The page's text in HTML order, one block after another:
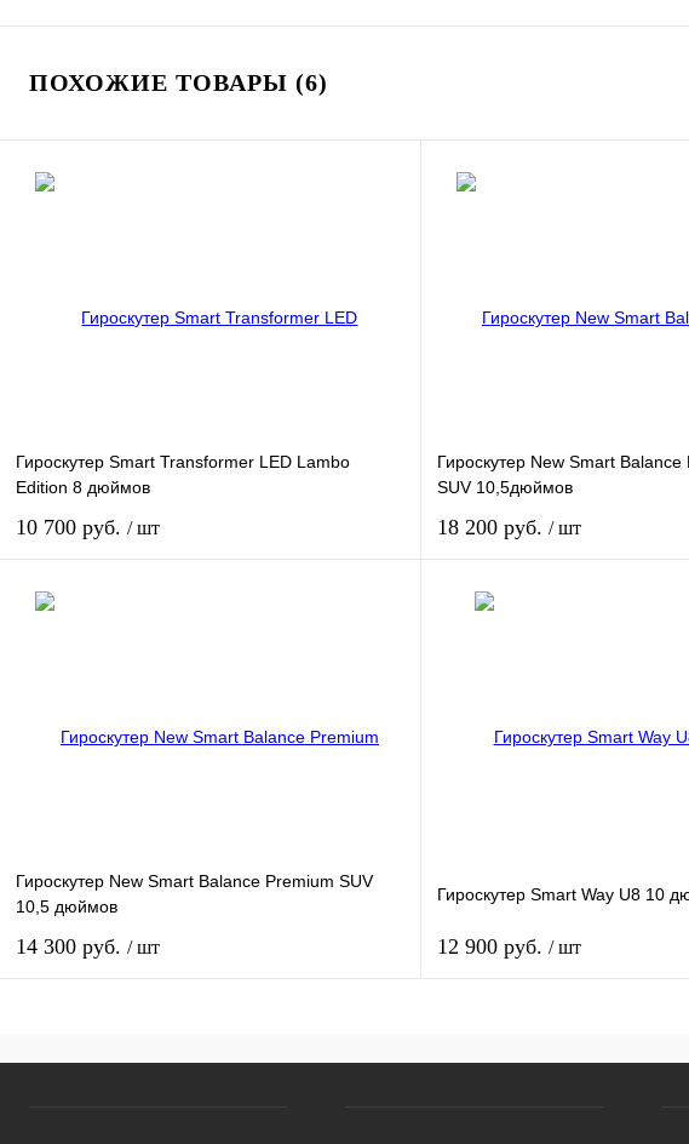
ПОХОЖИЕ ТОВАРЫ (6)
Гироскутер Smart Transformer LED Lambo
Edition 8 дюймов
10 700 руб. / шт
Гироскутер New Smart
SUV 10,5дюймов
18 200 руб. / шт
Гироскутер New Smart Balance Premium SUV
10,5 дюймов
14 300 руб. / шт
Гироскутер Smart Way U8 10
12 900 руб. / шт